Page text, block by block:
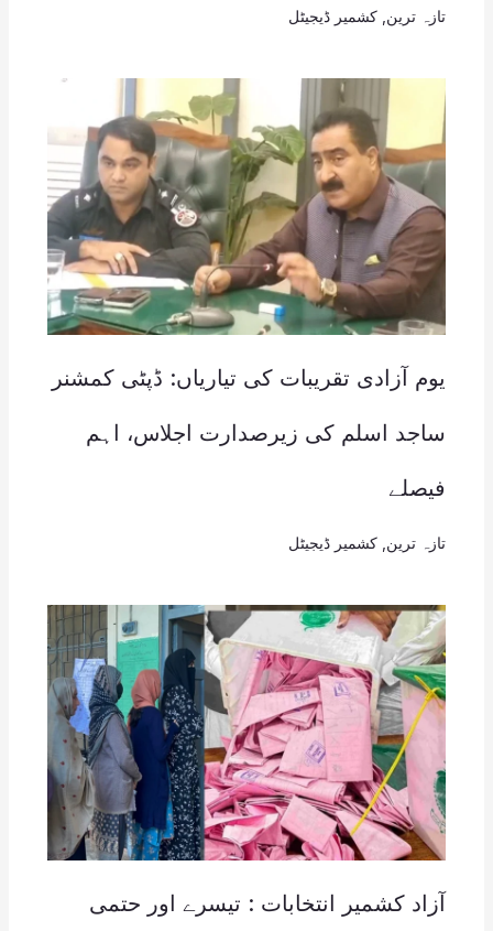
تازہ ترین کشمیر ڈیجیٹل
یوم آزادی تقریبات کی تیاریاں: ڈپٹی کمشنر
ساجد اسلم کی زیرصدارت اجلاس، اہم
فیصلے
تازہ ترین کشمیر ڈیجیٹل
آزاد کشمیر انتخابات : تیسرے اور حتمی